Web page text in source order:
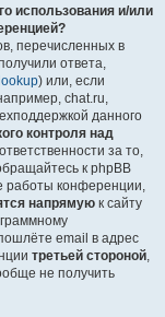
использования и/или
перечисленных в
ответа,
) или, если
chat.ru,
данного
контроля над
за то,
к phpBB
работы конференции,
напрямую к сайту
email в адрес
третьей стороной,
не получить